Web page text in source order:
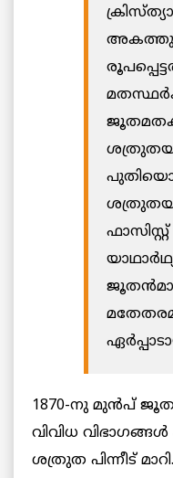
അകത്തു
1870-നു മുന്‍പ്
വിവിധ
ശത്രുത പിന്നീട്